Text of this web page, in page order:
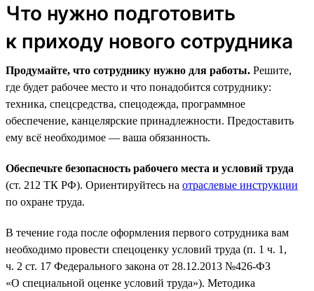
Что нужно подготовить
к приходу нового сотрудника
Продумайте, что сотруднику нужно для работы. Решите,
где будет рабочее место и что понадобится сотруднику:
техника, спецсредства, спецодежда, программное
обеспечение, канцелярские принадлежности. Предоставить
ему всё необходимое — ваша обязанность.
Обеспечьте безопасность рабочего места и условий труда
(ст. 212 ТК РФ). Ориентируйтесь на отраслевые инструкции
по охране труда.
В течение года после оформления первого сотрудника вам
необходимо провести спецоценку условий труда (п. 1 ч. 1,
ч. 2 ст. 17 Федерального закона от 28.12.2013 №426-ФЗ
«О специальной оценке условий труда»). Методика